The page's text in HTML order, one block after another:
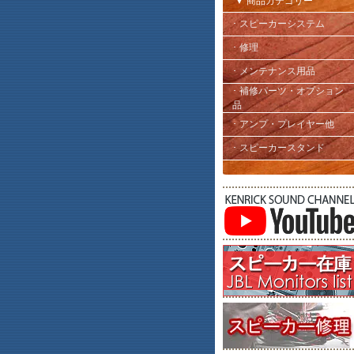
･ スピーカーシステム
･ 修理
･ メンテナンス用品
･ 補修パーツ・オプション
品
･ アンプ・プレイヤー他
･ スピーカースタンド